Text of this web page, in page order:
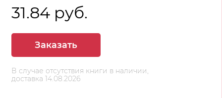
31.84 руб.
Заказать
В случае отсутствия книги в наличии,
доставка 14.08.2026